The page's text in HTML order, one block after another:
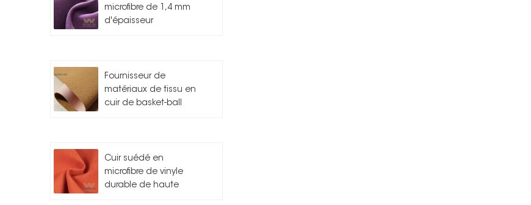
microfibre de 1,4 mm
d'épaisseur
Fournisseur de
matériaux de tissu en
cuir de basket-ball
Cuir suédé en
microfibre de vinyle
durable de haute